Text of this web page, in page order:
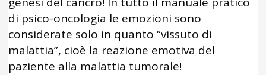
di psico-oncologia le emozioni sono
considerate solo in quanto “vissuto di
malattia”, cioè la reazione emotiva del
paziente alla malattia tumorale!